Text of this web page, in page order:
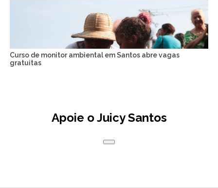
Curso de monitor ambiental em Santos abre vagas
gratuitas
Apoie o Juicy Santos